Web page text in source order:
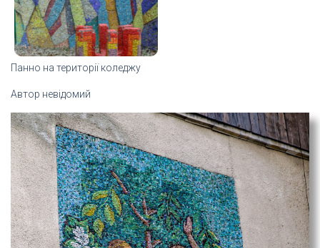
Панно на території коледжу
Автор невідомий